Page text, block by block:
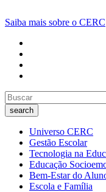
Saiba mais sobre o CERC
search
Universo CERC
Gestão Escolar
Tecnologia na
Educação
Bem-Estar do
Escola e Família